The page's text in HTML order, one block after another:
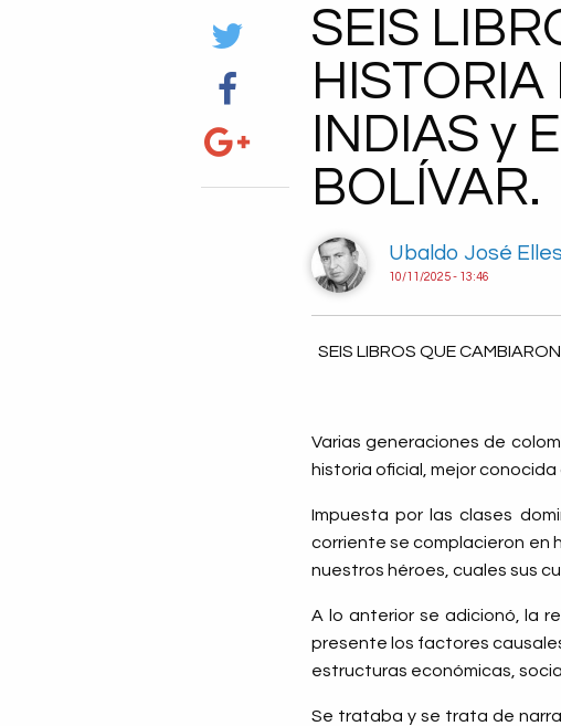
SEIS
INDIAS y
BOLÍVAR.
Ubaldo José
10/11/2025 - 13:46
SEIS LIBROS QUE
Varias generaciones de
historia oficial, mejor
Impuesta por las clases
corriente se complacieron en
nuestros héroes, cuales sus
A lo anterior se adicionó, la
presente los factores
estructuras económicas,
Se trataba y se trata de